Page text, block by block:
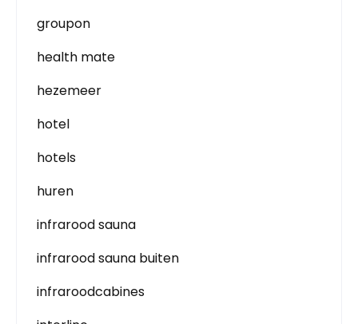
groupon
health mate
hezemeer
hotel
hotels
huren
infrarood sauna
infrarood sauna buiten
infraroodcabines